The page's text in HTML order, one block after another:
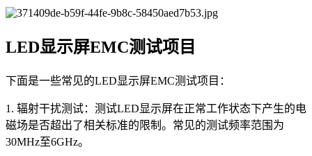
LED显示屏EMC测试项目
下面是一些常见的LED显示屏EMC测试项目：
1. 辐射干扰测试：测试LED显示屏在正常工作状态下产生的电
磁场是否超出了相关标准的限制。常见的测试频率范围为
30MHz至6GHz。